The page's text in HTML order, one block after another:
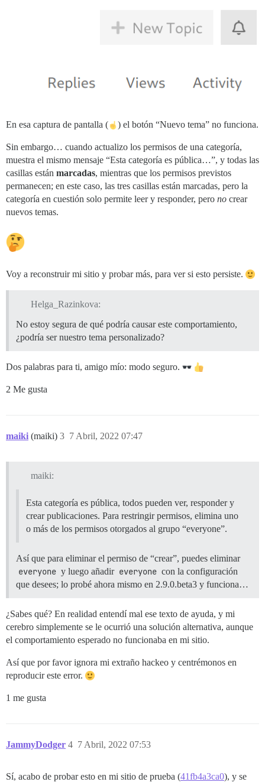
En esa captura de pantalla ( ) el botón “Nuevo tema” no funciona.
Sin embargo… cuando actualizo los permisos de una categoría,
muestra el mismo mensaje “Esta categoría es pública…”, y todas las
casillas están marcadas, mientras que los permisos previstos
permanecen; en este caso, las tres casillas están marcadas, pero la
categoría en cuestión solo permite leer y responder, pero no crear
nuevos temas.
Voy a reconstruir mi sitio y probar más, para ver si esto persiste.
Helga_Razinkova:
No estoy segura de qué podría causar este comportamiento,
¿podría ser nuestro tema personalizado?
Dos palabras para ti, amigo mío: modo seguro.
2 Me gusta
maiki (maiki) 7 Abril, 2022 07:47
3
maiki:
Esta categoría es pública, todos pueden ver, responder y
crear publicaciones. Para restringir permisos, elimina uno
o más de los permisos otorgados al grupo “everyone”.
Así que para eliminar el permiso de “crear”, puedes eliminar
everyone y luego añadir everyone con la configuración
que desees; lo probé ahora mismo en 2.9.0.beta3 y funciona…
¿Sabes qué? En realidad entendí mal ese texto de ayuda, y mi
cerebro simplemente se le ocurrió una solución alternativa, aunque
el comportamiento esperado no funcionaba en mi sitio.
Así que por favor ignora mi extraño hackeo y centrémonos en
reproducir este error.
1 me gusta
JammyDodger 7 Abril, 2022 07:53
4
Sí, acabo de probar esto en mi sitio de prueba (41fb4a3ca0), y se